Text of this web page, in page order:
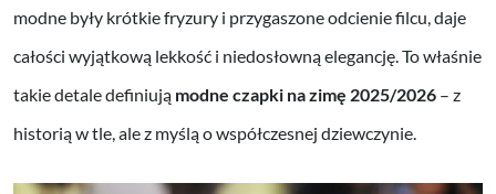
modne były krótkie fryzury i przygaszone odcienie filcu, daje
całości wyjątkową lekkość i niedosłowną elegancję. To właśnie
takie detale definiują modne czapki na zimę 2025/2026 – z
historią w tle, ale z myślą o współczesnej dziewczynie.